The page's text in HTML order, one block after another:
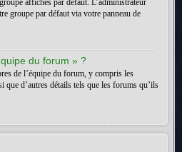
affichés par défaut. L’administrateur
groupe par défaut via votre panneau de
du forum » ?
de l’équipe du forum, y compris les
que d’autres détails tels que les forums qu’ils